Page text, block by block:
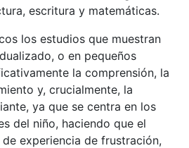
escritura y matemáticas.
los estudios que muestran
o en pequeños
la comprensión, la
y, crucialmente, la
ya que se centra en los
del niño, haciendo que el
experiencia de frustración,